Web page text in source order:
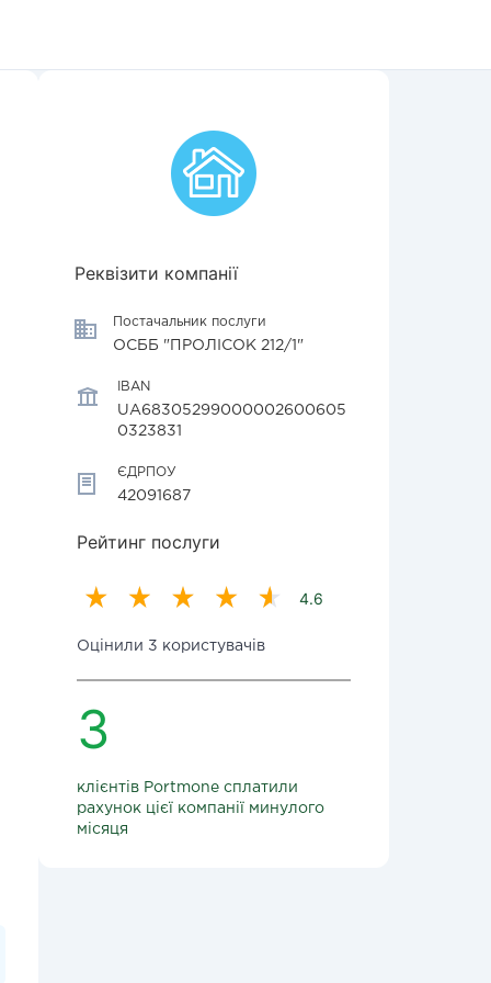
Реквізити компанії
Постачальник послуги
ОСББ "ПРОЛІСОК 212/1"
IBAN
UA68305299000002600605
0323831
ЄДРПОУ
42091687
Рейтинг послуги
4.6
Оцінили 3 користувачів
3
клієнтів Portmone сплатили
рахунок цієї компанії минулого
місяця